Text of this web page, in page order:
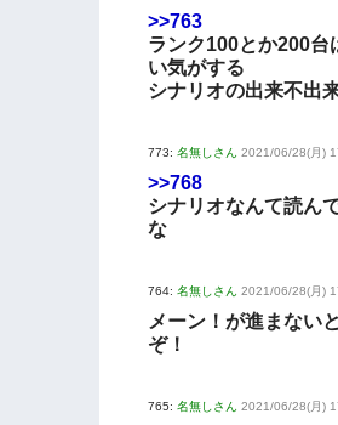
>>763
ランク100とか200台
い気がする
シナリオの出来不出
773: 名無しさん 2021/06/28(月)
>>768
シナリオなんて読ん
な
764: 名無しさん 2021/06/28(月)
メーン！が進まない
ぞ！
765: 名無しさん 2021/06/28(月)